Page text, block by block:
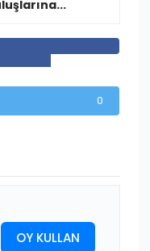
0
OY KULLAN